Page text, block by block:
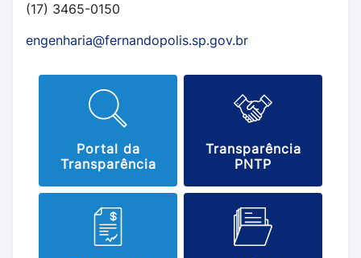
(17) 3465-0150
engenharia@fernandopolis.sp.gov.br
Portal da
Transparência
Transparência
PNTP